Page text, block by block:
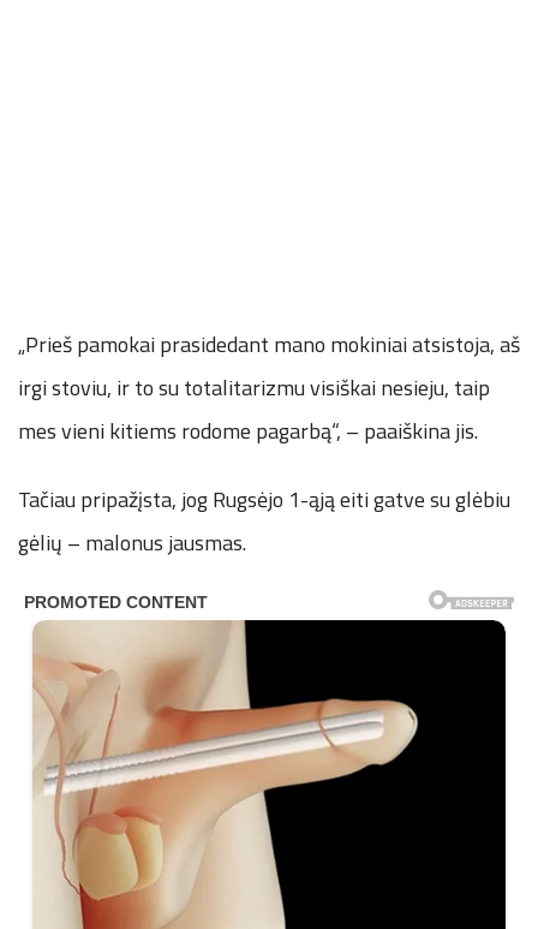
„Prieš pamokai prasidedant mano mokiniai atsistoja, aš
irgi stoviu, ir to su totalitarizmu visiškai nesieju, taip
mes vieni kitiems rodome pagarbą“, – paaiškina jis.
Tačiau pripažįsta, jog Rugsėjo 1-ąją eiti gatve su glėbiu
gėlių – malonus jausmas.